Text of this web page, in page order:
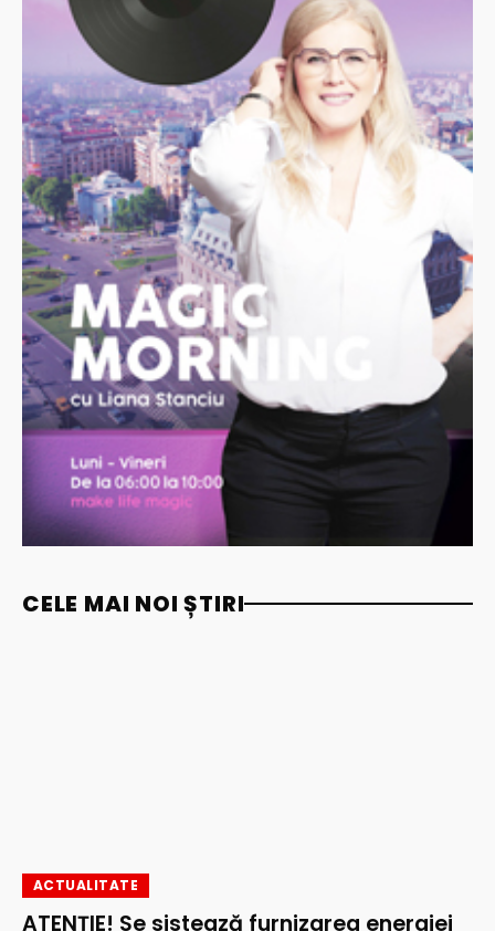
CELE MAI NOI ȘTIRI
ACTUALITATE
ATENȚIE! Se sistează furnizarea energiei